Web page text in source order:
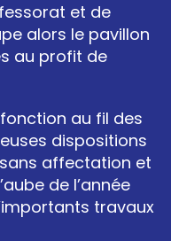
et de
alors le pavillon
au profit de
au fil des
dispositions
affectation et
de l’année
travaux